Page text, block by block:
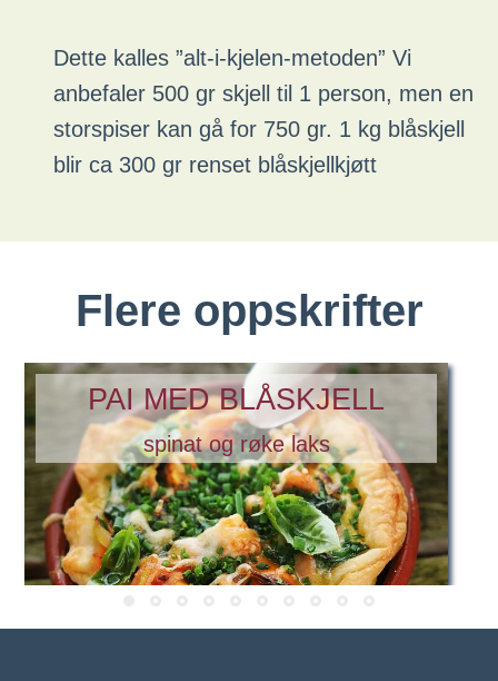
Dette kalles ”alt-i-kjelen-metoden” Vi
anbefaler 500 gr skjell til 1 person, men en
storspiser kan gå for 750 gr. 1 kg blåskjell
blir ca 300 gr renset blåskjellkjøtt
Flere oppskrifter
PAI MED BLÅSKJELL
spinat og røke laks